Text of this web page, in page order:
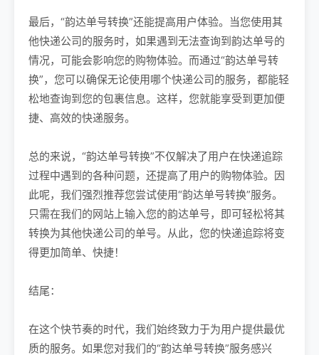
最后，“韵达单号转换”还能提高用户体验。当您使用其
他快递公司的服务时，如果遇到无法查询到韵达单号的
情况，可能会影响您的购物体验。而通过“韵达单号转
换”，您可以确保无论使用哪个快递公司的服务，都能轻
松地查询到您的包裹信息。这样，您就能享受到更加便
捷、高效的快递服务。
总的来说，“韵达单号转换”不仅解决了用户在快递追踪
过程中遇到的各种问题，还提高了用户的购物体验。因
此呢，我们强烈推荐您尝试使用“韵达单号转换”服务。
只需在我们的网站上输入您的韵达单号，即可轻松将其
转换为其他快递公司的单号。从此，您的快递追踪将变
得更加简单、快捷！
结尾：
在这个快节奏的时代，我们始终致力于为用户提供最优
质的服务。如果您对我们的“韵达单号转换”服务感兴